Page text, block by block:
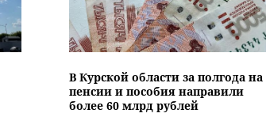
В Курской области за полгода на
пенсии и пособия направили
более 60 млрд рублей